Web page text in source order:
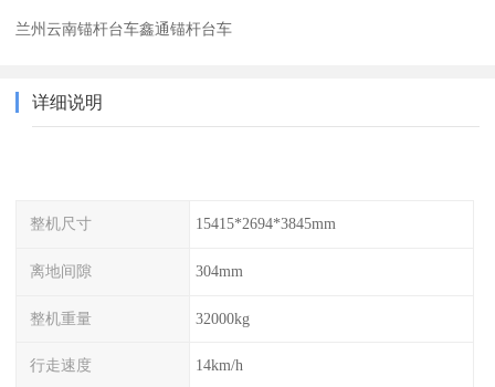
兰州云南锚杆台车鑫通锚杆台车
详细说明
整机尺寸 15415*2694*3845mm
离地间隙 304mm
整机重量 32000kg
行走速度 14km/h